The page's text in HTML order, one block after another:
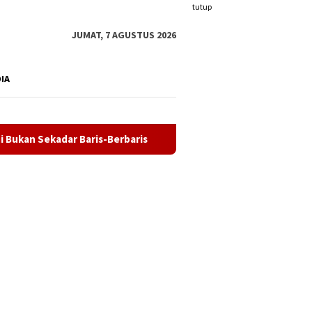
tutup
JUMAT, 7 AGUSTUS 2026
32 Calon Paskibraka Karimun Mulai Diklat,